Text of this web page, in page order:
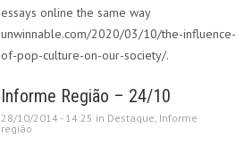
essays online the same way
unwinnable.com/2020/03/10/the-influence-
of-pop-culture-on-our-society/.
Informe Região – 24/10
28/10/2014 - 14:25 in Destaque Informe
região